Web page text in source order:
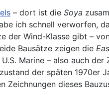
– dort ist die Soya
ich schnell verworfen,
der Wind-Klasse gibt –
Bausätze zeigen die
Marine – also auch der
der späten 1970er
Zeichnungen dieses